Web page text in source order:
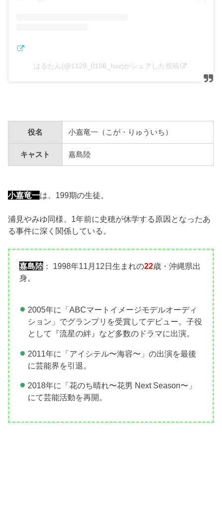
はるたん(@1129_0106_hxx)がシェアした投稿
役名 小嘉竜一（こが・りゅういち）
キャスト 嘉島陸
小嘉竜一は、199期の生徒。
浦見やみゆ同様、1年前に史穂が休学する原因となったあ
る事件に深く関係している。
嘉島陸 ： 1998年11月12日生まれの22歳・沖縄県出
身。
2005年に「ABCマートイメージモデルオーディ
ション」でグランプリを受賞してデビュー。子役
として『流星の絆』など多数のドラマに出演。
2011年に「アイシテル〜海容〜」の出演を最後
に芸能界を引退。
2018年に「花のち晴れ〜花男 Next Season〜」
にて芸能活動を再開。